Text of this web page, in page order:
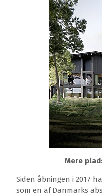
Mere
Siden åbningen i 2017
som en af Danmarks